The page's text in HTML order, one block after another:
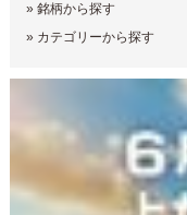
» 銘柄から探す
» カテゴリーから探す